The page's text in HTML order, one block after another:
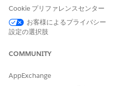
しかし、データローダの処理時
る場合、バッチサイズの単位で
全処理レコードが [600件] で
Cookie プリファレンスセンター
お客様によるプライバシー
設定の選択肢
COMMUNITY
AppExchange